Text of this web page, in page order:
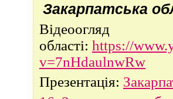
Закарпатська
Відеоогляд
області: https://
v=7nHdaulnwRw
Презентація: